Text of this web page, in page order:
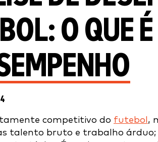
O QUE
competitivo do futebol ,
talento bruto e trabalho